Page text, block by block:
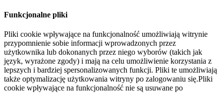
Funkcjonalne pliki
Pliki cookie wpływające na funkcjonalność umożliwiają witrynie
przypomnienie sobie informacji wprowadzonych przez
użytkownika lub dokonanych przez niego wyborów (takich jak
język, wyrażone zgody) i mają na celu umożliwienie korzystania z
lepszych i bardziej spersonalizowanych funkcji. Pliki te umożliwiają
także optymalizację użytkowania witryny po zalogowaniu się.Pliki
cookie wpływające na funkcjonalność nie są usuwane po